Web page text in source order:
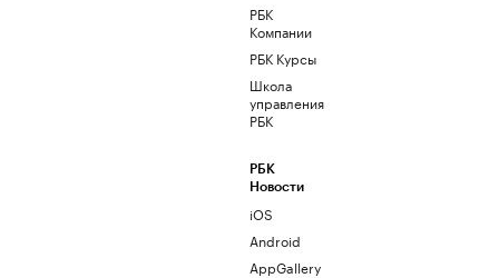
РБК
Компании
РБК Курсы
Школа
управления
РБК
РБК
Новости
iOS
Android
AppGallery